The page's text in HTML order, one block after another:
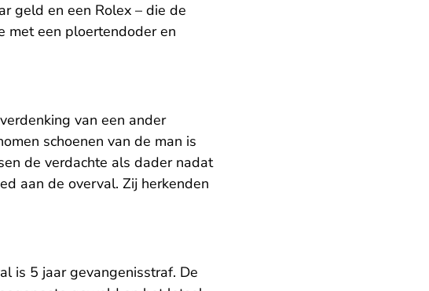
geld en een Rolex – die de
met een ploertendoder en
van een ander
schoenen van de man is
de verdachte als dader nadat
aan de overval. Zij herkenden
is 5 jaar gevangenisstraf. De